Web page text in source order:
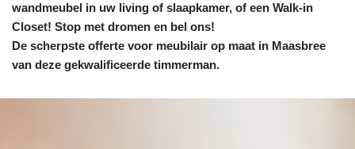
wandmeubel in uw living of slaapkamer, of een Walk-in
Closet! Stop met dromen en bel ons!
De scherpste offerte voor meubilair op maat in Maasbree
van deze gekwalificeerde timmerman.